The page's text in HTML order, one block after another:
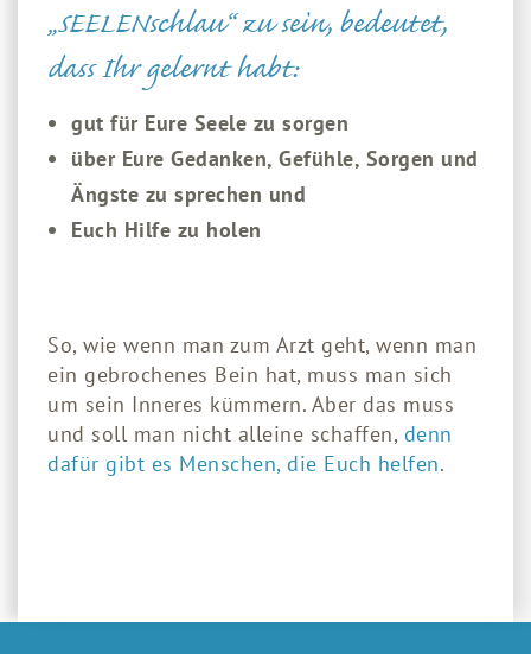
„SEELENschlau“ zu sein, bedeutet,
dass Ihr gelernt habt:
gut für Eure Seele zu sorgen
über Eure Gedanken, Gefühle, Sorgen und
Ängste zu sprechen und
Euch Hilfe zu holen
So, wie wenn man zum Arzt geht, wenn man
ein gebrochenes Bein hat, muss man sich
um sein Inneres kümmern. Aber das muss
und soll man nicht alleine schaffen, denn
dafür gibt es Menschen, die Euch helfen.